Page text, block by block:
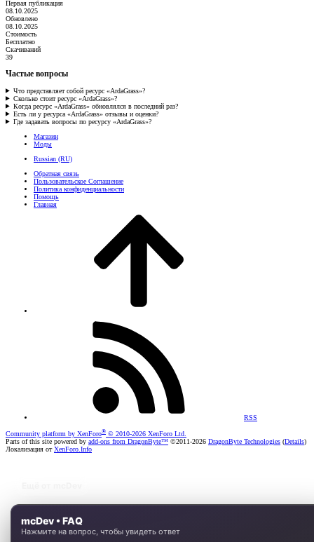
Первая публикация
08.10.2025
Обновлено
08.10.2025
Стоимость
Бесплатно
Скачиваний
39
Частые вопросы
Что представляет собой ресурс «ArdaGrass»?
Сколько стоит ресурс «ArdaGrass»?
Когда ресурс «ArdaGrass» обновлялся в последний раз?
Есть ли у ресурса «ArdaGrass» отзывы и оценки?
Где задавать вопросы по ресурсу «ArdaGrass»?
Магазин
Моды
Russian (RU)
Обратная связь
Пользовательское Соглашение
Политика конфиденциальности
Помощь
Главная
RSS
Community platform by XenForo® © 2010-2026 XenForo Ltd.
Parts of this site powered by add-ons from DragonByte™ ©2011-2026 DragonByte Technologies (Details)
Локализация отXenForo.Info
mcDev • FAQ
Нажмите на вопрос, чтобы увидеть ответ